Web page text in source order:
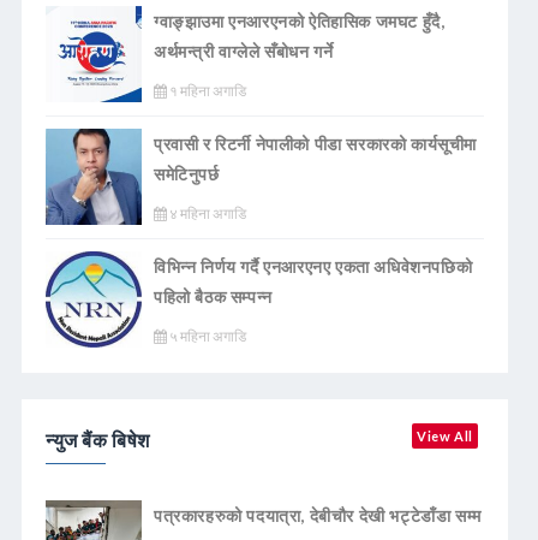
ग्वाङ्झाउमा एनआरएनको ऐतिहासिक जमघट हुँदै,
अर्थमन्त्री वाग्लेले सँबोधन गर्ने
१ महिना अगाडि
प्रवासी र रिटर्नी नेपालीको पीडा सरकारको कार्यसूचीमा
समेटिनुपर्छ
४ महिना अगाडि
विभिन्न निर्णय गर्दै एनआरएनए एकता अधिवेशनपछिको
पहिलो बैठक सम्पन्न
५ महिना अगाडि
न्युज बैंक बिषेश View All
पत्रकारहरुको पदयात्रा, देबीचौर देखी भट्टेडाँडा सम्म